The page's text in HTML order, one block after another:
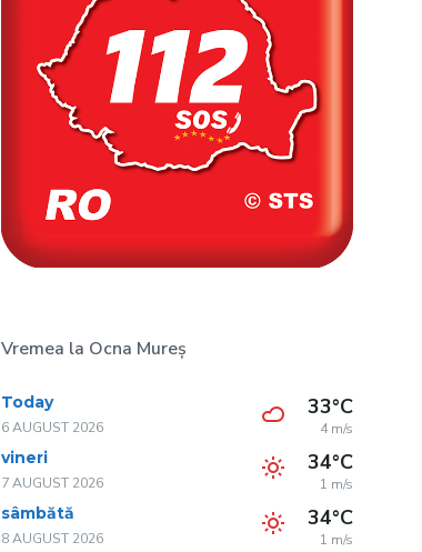
Vremea la Ocna Mureș
Today
6 AUGUST 2026
33°C
4 m/s
vineri
7 AUGUST 2026
34°C
1 m/s
sâmbătă
8 AUGUST 2026
34°C
1 m/s